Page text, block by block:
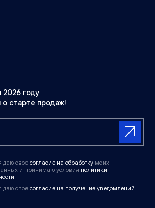
году
о старте продаж!
даю свое согласие на обработку моих
и принимаю условия политики
даю свое согласие на получение уведомлений